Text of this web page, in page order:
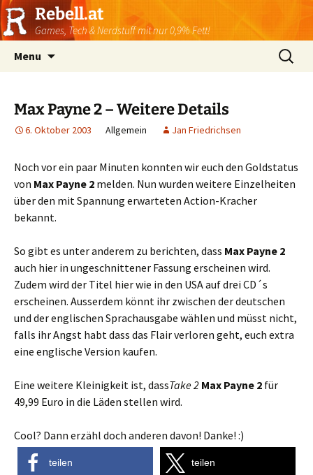
Rebell.at
Games, Tech & Nerdstuff mit nur 0,9% Fett!
Menu
Suchen
nach:
Max Payne 2 – Weitere Details
6. Oktober 2003 Allgemein Jan Friedrichsen
Noch vor ein paar Minuten konnten wir euch den Goldstatus
von Max Payne 2 melden. Nun wurden weitere Einzelheiten
über den mit Spannung erwarteten Action-Kracher
bekannt.
So gibt es unter anderem zu berichten, dass Max Payne 2
auch hier in ungeschnittener Fassung erscheinen wird.
Zudem wird der Titel hier wie in den USA auf drei CD´s
erscheinen. Ausserdem könnt ihr zwischen der deutschen
und der englischen Sprachausgabe wählen und müsst nicht,
falls ihr Angst habt dass das Flair verloren geht, euch extra
eine englische Version kaufen.
Eine weitere Kleinigkeit ist, dassTake 2 Max Payne 2 für
49,99 Euro in die Läden stellen wird.
Cool? Dann erzähl doch anderen davon! Danke! :)
teilen teilen